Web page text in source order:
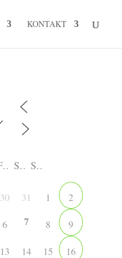
KONTAKT
F S S
30 31 1 2
6 7 8 9
13 14 15 16